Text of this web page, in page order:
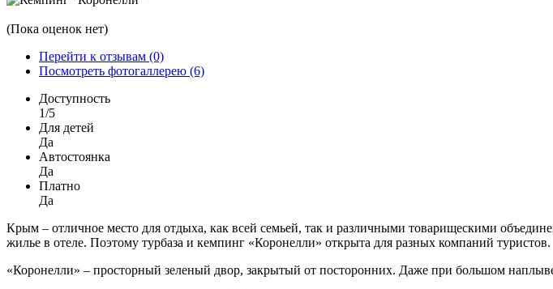
(Пока оценок нет)
Перейти к отзывам (0)
Посмотреть фотогаллерею (6)
Доступность
1/5
Для детей
Да
Автостоянка
Да
Платно
Да
Крым – отличное место для отдыха, как всей семьей, так и различными товарищескими
жилье в отеле. Поэтому турбаза и кемпинг «Коронелли» открыта для разных компаний туристов.
«Коронелли» – просторный зеленый двор, закрытый от посторонних. Даже при большом наплыве